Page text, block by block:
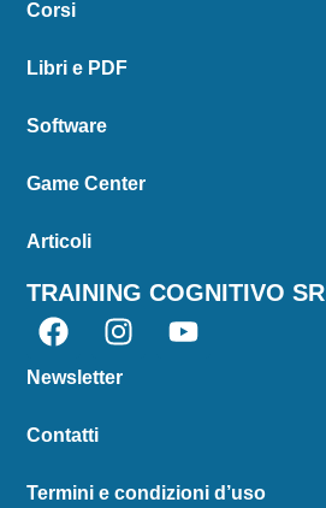
Corsi
Libri e PDF
Software
Game Center
Articoli
TRAINING COGNITIVO SR
Newsletter
Contatti
Termini e condizioni d’uso